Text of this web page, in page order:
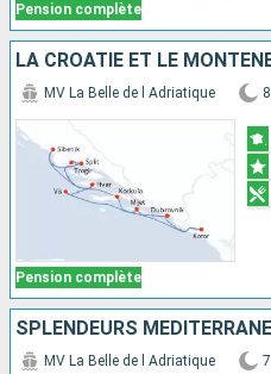
Pension complète
LA CROATIE ET LE
Pension complète
MV La Belle de l Adriatique
MV La Belle de l Adriatique